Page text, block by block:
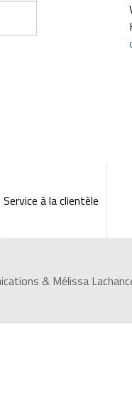
Service à la clientèle
& Mélissa